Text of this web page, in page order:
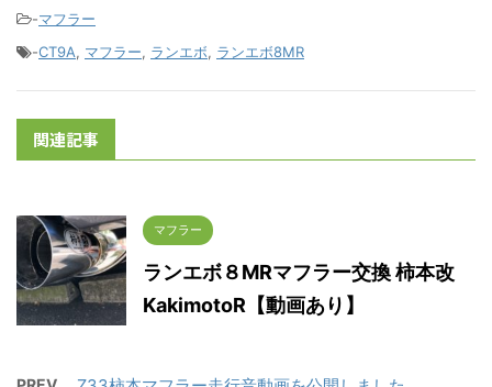
-マフラー
-CT9A, マフラー, ランエボ, ランエボ8MR
関連記事
マフラー
ランエボ８MRマフラー交換 柿本改
KakimotoR【動画あり】